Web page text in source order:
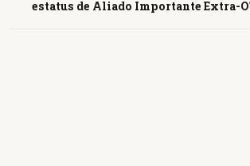
estatus de Aliado Importante Extra-